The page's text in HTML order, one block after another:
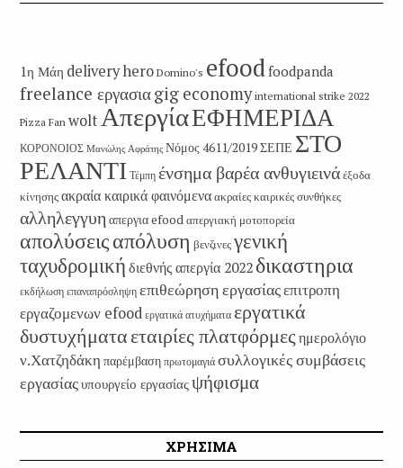
1η Μάη delivery hero Domino's efoodfoodpanda
freelance εργασιαgig economy international strike 2022
Pizza Fan woltΑπεργίαΕΦΗΜΕΡΙΔΑ
ΚΟΡΟΝΟΙΟΣ Μανώλης Αφράτης Νόμος 4611/2019ΣΕΠΕ ΣΤΟ
ΡΕΛΑΝΤΙ Τέμπη ένσημα βαρέα ανθυγιεινάέξοδα
κίνησηςακραία καιρικά φαινόμεναακραίες καιρικές συνθήκες
αλληλεγγυη απεργια efoodαπεργιακή μοτοπορεία
απολύσειςαπόλυση βενζινεςγενική
ταχυδρομική διεθνής απεργία 2022 δικαστηρια
εκδήλωση επαναπρόσληψη επιθεώρηση εργασίαςεπιτροπη
εργαζομενων efood εργατικά ατυχήματα εργατικά
δυστυχήματαεταιρίες πλατφόρμες ημερολόγιο
ν.Χατζηδάκη παρέμβαση πρωτομαγιά συλλογικές συμβάσεις
εργασίαςυπουργείο εργασίαςψήφισμα
ΧΡΗΣΙΜΑ